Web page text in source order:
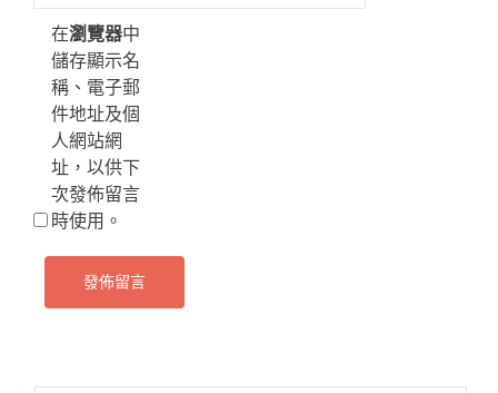
在瀏覽器中
儲存顯示名
稱、電子郵
件地址及個
人網站網
址，以供下
次發佈留言
時使用。